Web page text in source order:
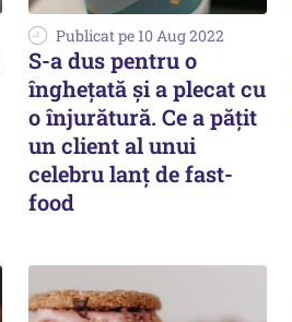
Publicat pe 10 Aug 2022
S-a dus pentru o
înghețată și a plecat cu
o înjurătură. Ce a pățit
un client al unui
celebru lanț de fast-
food